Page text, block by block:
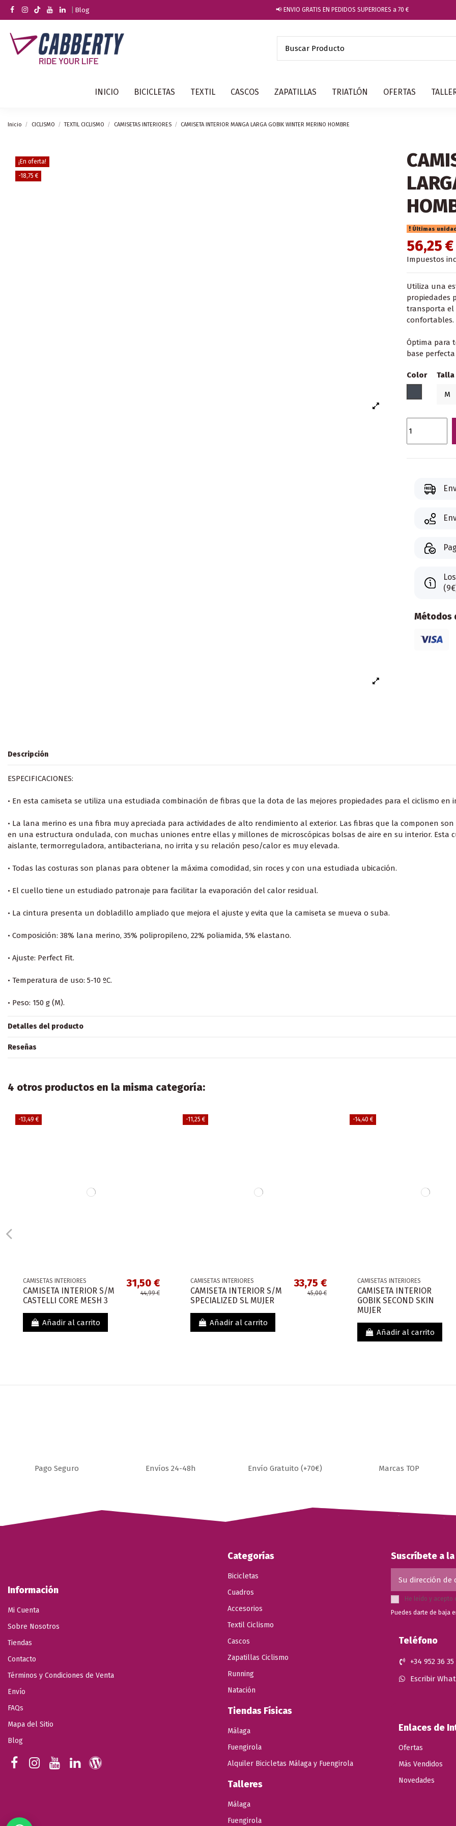
Blog 📢 ENVIO GRATIS EN PEDIDOS SUPERIORES a 70 €
INICIO BICICLETAS TEXTIL CASCOS ZAPATILLAS TRIATLÓN OFERTAS
Inicio CICLISMO TEXTIL CICLISMO CAMISETAS INTERIORES CAMISETA INTERIOR MANGA LARGA GOBIK WINTER MERINO HOMBRE
¡En oferta!
-18,75 €
Últimas
56,25 €
Impuestos
Utiliza una
propiedades
transporta el
confortables.
Óptima para
base
Color
Talla
Métodos
Descripción
ESPECIFICACIONES:
• En esta camiseta se utiliza una estudiada combinación de fibras que la dota de las mejores propiedades para el ciclismo en
• La lana merino es una fibra muy apreciada para actividades de alto rendimiento al exterior. Las fibras que la componen
en una estructura ondulada, con muchas uniones entre ellas y millones de microscópicas bolsas de aire en su interior. Esta
aislante, termorreguladora, antibacteriana, no irrita y su relación peso/calor es muy elevada.
• Todas las costuras son planas para obtener la máxima comodidad, sin roces y con una estudiada ubicación.
• El cuello tiene un estudiado patronaje para facilitar la evaporación del calor residual.
• La cintura presenta un dobladillo ampliado que mejora el ajuste y evita que la camiseta se mueva o suba.
• Composición: 38% lana merino, 35% polipropileno, 22% poliamida, 5% elastano.
• Ajuste: Perfect Fit.
• Temperatura de uso: 5-10 ºC.
• Peso: 150 g (M).
Detalles del producto
Reseñas
4 otros productos en la misma categoría:
-13,49 €
CAMISETAS INTERIORES
CAMISETA INTERIOR S/M
CASTELLI CORE MESH 3
31,50 €
44,99 €
Añadir al carrito
-11,25 €
CAMISETAS INTERIORES
CAMISETA INTERIOR S/M
SPECIALIZED SL MUJER
33,75 €
45,00 €
Añadir al carrito
-14,40 €
CAMISETAS INTERIORES
CAMISETA INTERIOR
GOBIK SECOND SKIN
MUJER
Añadir al carrito
Pago Seguro Envíos 24-48h Envío Gratuito (+70€) Marcas TOP
Información
Mi Cuenta
Sobre Nosotros
Tiendas
Contacto
Términos y Condiciones de Venta
Envío
FAQs
Mapa del Sitio
Blog
Categorías
Bicicletas
Cuadros
Accesorios
Textil Ciclismo
Cascos
Zapatillas Ciclismo
Running
Natación
Tiendas Físicas
Málaga
Fuengirola
Alquiler Bicicletas Málaga y Fuengirola
Talleres
Málaga
Fuengirola
Suscríbete a
He leído y acepto
Puedes darte de baja
Teléfono
+34 952 36
Escribir
Enlaces de
Ofertas
Más Vendidos
Novedades